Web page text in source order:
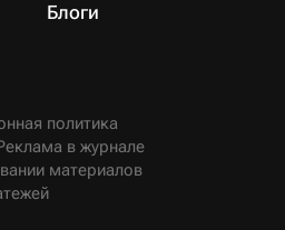
Блоги
политика
в журнале
материалов